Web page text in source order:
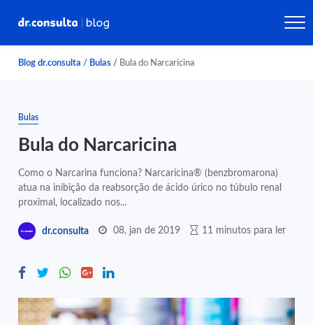
Blog dr.consulta / Bulas / Bula do Narcaricina
Bulas
Bula do Narcaricina
Como o Narcarina funciona? Narcaricina® (benzbromarona)
atua na inibição da reabsorção de ácido úrico no túbulo renal
proximal, localizado nos...
dr.consulta 08, jan de 2019 11 minutos para ler